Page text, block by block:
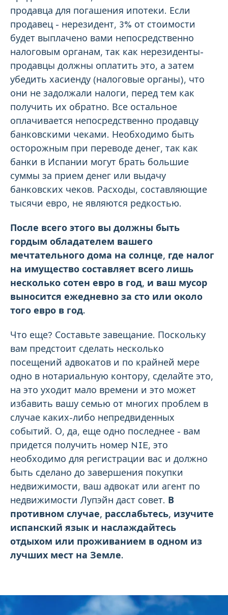
продавца для погашения ипотеки. Если
продавец - нерезидент, 3% от стоимости
будет выплачено вами непосредственно
налоговым органам, так как нерезиденты-
продавцы должны оплатить это, а затем
убедить хасиенду (налоговые органы), что
они не задолжали налоги, перед тем как
получить их обратно. Все остальное
оплачивается непосредственно продавцу
банковскими чеками. Необходимо быть
осторожным при переводе денег, так как
банки в Испании могут брать большие
суммы за прием денег или выдачу
банковских чеков. Расходы, составляющие
тысячи евро, не являются редкостью.
После всего этого вы должны быть
гордым обладателем вашего
мечтательного дома на солнце, где налог
на имущество составляет всего лишь
несколько сотен евро в год, и ваш мусор
выносится ежедневно за сто или около
того евро в год.
Что еще? Составьте завещание. Поскольку
вам предстоит сделать несколько
посещений адвокатов и по крайней мере
одно в нотариальную контору, сделайте это,
на это уходит мало времени и это может
избавить вашу семью от многих проблем в
случае каких-либо непредвиденных
событий. О, да, еще одно последнее - вам
придется получить номер NIE, это
необходимо для регистрации вас и должно
быть сделано до завершения покупки
недвижимости, ваш адвокат или агент по
недвижимости Лупэйн даст совет. В
противном случае, расслабьтесь, изучите
испанский язык и наслаждайтесь
отдыхом или проживанием в одном из
лучших мест на Земле.